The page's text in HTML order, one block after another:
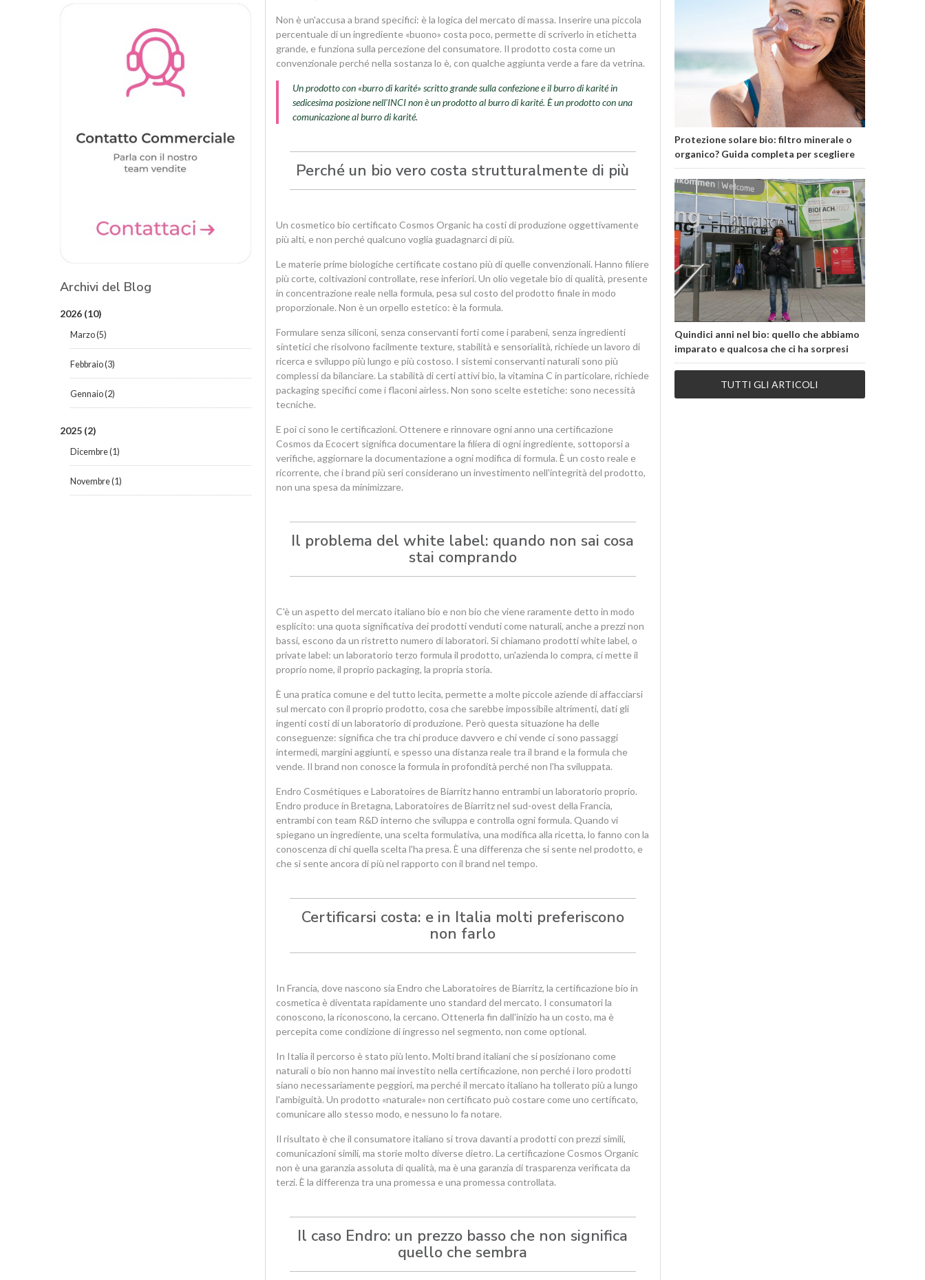
Archivi del Blog
2026 (10)
Marzo(5)
Febbraio(3)
Gennaio(2)
2025 (2)
Dicembre(1)
Novembre(1)
Non è un'accusa a brand specifici: è la logica del mercato di massa. Inserire una piccola
percentuale di un ingrediente «buono» costa poco, permette di scriverlo in etichetta
grande, e funziona sulla percezione del consumatore. Il prodotto costa come un
convenzionale perché nella sostanza lo è, con qualche aggiunta verde a fare da vetrina.
Un prodotto con «burro di karité» scritto grande sulla confezione e il burro di karité in
sedicesima posizione nell'INCI non è un prodotto al burro di karité. È un prodotto con una
comunicazione al burro di karité.
Perché un bio vero costa strutturalmente di più
Un cosmetico bio certificato Cosmos Organic ha costi di produzione oggettivamente
più alti, e non perché qualcuno voglia guadagnarci di più.
Le materie prime biologiche certificate costano più di quelle convenzionali. Hanno filiere
più corte, coltivazioni controllate, rese inferiori. Un olio vegetale bio di qualità, presente
in concentrazione reale nella formula, pesa sul costo del prodotto finale in modo
proporzionale. Non è un orpello estetico: è la formula.
Formulare senza siliconi, senza conservanti forti come i parabeni, senza ingredienti
sintetici che risolvono facilmente texture, stabilità e sensorialità, richiede un lavoro di
ricerca e sviluppo più lungo e più costoso. I sistemi conservanti naturali sono più
complessi da bilanciare. La stabilità di certi attivi bio, la vitamina C in particolare, richiede
packaging specifici come i flaconi airless. Non sono scelte estetiche: sono necessità
tecniche.
E poi ci sono le certificazioni. Ottenere e rinnovare ogni anno una certificazione
Cosmos da Ecocert significa documentare la filiera di ogni ingrediente, sottoporsi a
verifiche, aggiornare la documentazione a ogni modifica di formula. È un costo reale e
ricorrente, che i brand più seri considerano un investimento nell'integrità del prodotto,
non una spesa da minimizzare.
Il problema del white label: quando non sai cosa
stai comprando
C'è un aspetto del mercato italiano bio e non bio che viene raramente detto in modo
esplicito: una quota significativa dei prodotti venduti come naturali, anche a prezzi non
bassi, escono da un ristretto numero di laboratori. Si chiamano prodotti white label, o
private label: un laboratorio terzo formula il prodotto, un'azienda lo compra, ci mette il
proprio nome, il proprio packaging, la propria storia.
È una pratica comune e del tutto lecita, permette a molte piccole aziende di affacciarsi
sul mercato con il proprio prodotto, cosa che sarebbe impossibile altrimenti, dati gli
ingenti costi di un laboratorio di produzione. Però questa situazione ha delle
conseguenze: significa che tra chi produce davvero e chi vende ci sono passaggi
intermedi, margini aggiunti, e spesso una distanza reale tra il brand e la formula che
vende. Il brand non conosce la formula in profondità perché non l'ha sviluppata.
Endro Cosmétiques e Laboratoires de Biarritz hanno entrambi un laboratorio proprio.
Endro produce in Bretagna, Laboratoires de Biarritz nel sud-ovest della Francia,
entrambi con team R&D interno che sviluppa e controlla ogni formula. Quando vi
spiegano un ingrediente, una scelta formulativa, una modifica alla ricetta, lo fanno con la
conoscenza di chi quella scelta l'ha presa. È una differenza che si sente nel prodotto, e
che si sente ancora di più nel rapporto con il brand nel tempo.
Certificarsi costa: e in Italia molti preferiscono
non farlo
In Francia, dove nascono sia Endro che Laboratoires de Biarritz, la certificazione bio in
cosmetica è diventata rapidamente uno standard del mercato. I consumatori la
conoscono, la riconoscono, la cercano. Ottenerla fin dall'inizio ha un costo, ma è
percepita come condizione di ingresso nel segmento, non come optional.
In Italia il percorso è stato più lento. Molti brand italiani che si posizionano come
naturali o bio non hanno mai investito nella certificazione, non perché i loro prodotti
siano necessariamente peggiori, ma perché il mercato italiano ha tollerato più a lungo
l'ambiguità. Un prodotto «naturale» non certificato può costare come uno certificato,
comunicare allo stesso modo, e nessuno lo fa notare.
Il risultato è che il consumatore italiano si trova davanti a prodotti con prezzi simili,
comunicazioni simili, ma storie molto diverse dietro. La certificazione Cosmos Organic
non è una garanzia assoluta di qualità, ma è una garanzia di trasparenza verificata da
terzi. È la differenza tra una promessa e una promessa controllata.
Il caso Endro: un prezzo basso che non significa
quello che sembra
Protezione solare bio: filtro minerale o
organico? Guida completa per scegliere
Quindici anni nel bio: quello che abbiamo
imparato e qualcosa che ci ha sorpresi
TUTTI GLI ARTICOLI